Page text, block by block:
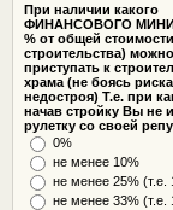
При наличии какого
ФИНАНСОВОГО
% от общей стоимости
строительства) можно
приступать к
храма (не боясь риска
недостроя) Т.е. при
начав стройку Вы не
рулетку со своей
0%
не менее 10%
не менее 25% (т.е.
не менее 33% (т.е.